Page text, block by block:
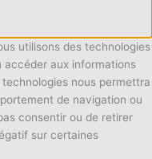
utilisons des technologies
accéder aux informations
nous permettra
de navigation ou
consentir ou de retirer
sur certaines